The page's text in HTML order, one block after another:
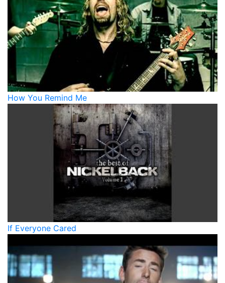
How You Remind Me
If Everyone Cared